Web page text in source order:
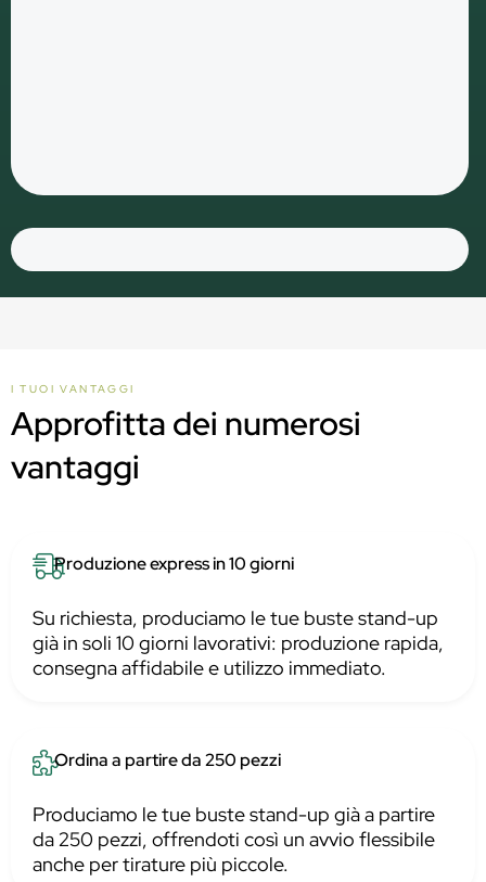
I TUOI VANTAGGI
Approfitta dei numerosi
vantaggi
Produzione express in 10 giorni
Su richiesta, produciamo le tue buste stand-up
già in soli 10 giorni lavorativi: produzione rapida,
consegna affidabile e utilizzo immediato.
Ordina a partire da 250 pezzi
Produciamo le tue buste stand-up già a partire
da 250 pezzi, offrendoti così un avvio flessibile
anche per tirature più piccole.